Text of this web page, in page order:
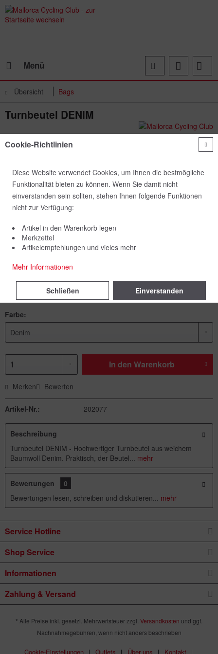
Menü
Übersicht Bags
Turnbeutel DENIM
12,90 € *
inkl. MwSt.zzgl. Versandkosten
Sofort versandfertig, Lieferzeit ca. 1-3 Werktage
Farbe:
In den Warenkorb
Merken Bewerten
Artikel-Nr.: 202077
Beschreibung
Turnbeutel DENIM - Hochwertiger Turnbeutel aus weichem
Baumwoll Denim. Praktisch, der Beutel... mehr
Bewertungen
0
Bewertungen lesen, schreiben und diskutieren... mehr
Service Hotline
Shop Service
Informationen
Zahlung & Versand
* Alle Preise inkl. gesetzl. Mehrwertsteuer zzgl. Versandkosten und ggf.
Nachnahmegebühren, wenn nicht anders beschrieben
Cookie-Einstellungen Outlets Über uns Kontakt
Cookie-Richtlinien
Diese Website verwendet Cookies, um Ihnen die bestmögliche
Funktionalität bieten zu können. Wenn Sie damit nicht
einverstanden sein sollten, stehen Ihnen folgende Funktionen
nicht zur Verfügung:
Artikel in den Warenkorb legen
Merkzettel
Artikelempfehlungen und vieles mehr
Mehr Informationen
Einverstanden
Schließen